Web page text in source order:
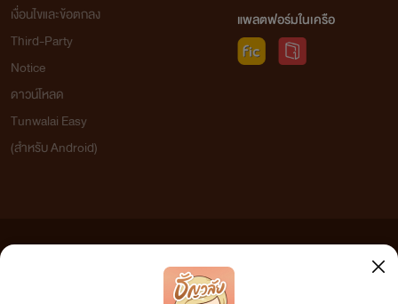
เงื่อนไขและข้อตกลง
Third-Party
Notice
ดาวน์โหลด
Tunwalai Easy
(สำหรับ Android)
แพลตฟอร์มในเครือ
เว็บไซต์แห่งนี้ไม่ได้เห็นด้วยและไม่ขอรับผิดชอบต่อข้อความใดๆ ทั้งสิ้น ดังนั้นผู้อ่านทุกท่านโปรดใช้
วิจารณญาณในการกลั่นกรองด้วยตนเอง และหากท่านพบข้อความใดๆ ที่ขัดต่อกฎหมายและศีลธรรม